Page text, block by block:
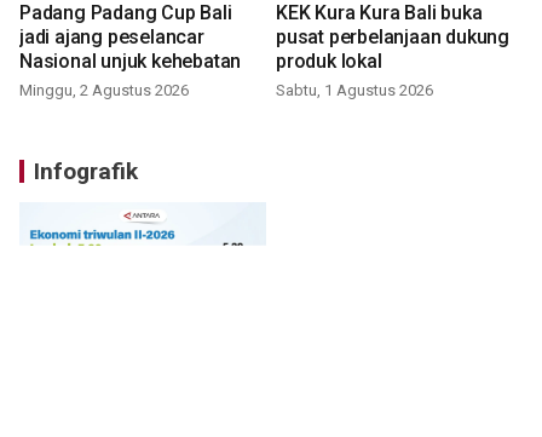
Padang Padang Cup Bali
jadi ajang peselancar
Nasional unjuk kehebatan
Minggu, 2 Agustus 2026
KEK Kura Kura Bali buka
pusat perbelanjaan dukung
produk lokal
Sabtu, 1 Agustus 2026
Infografik